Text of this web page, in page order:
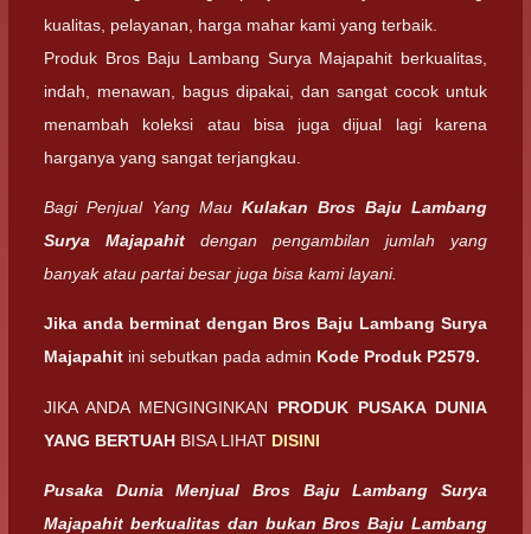
kualitas, pelayanan, harga mahar kami yang terbaik.
Produk Bros Baju Lambang Surya Majapahit berkualitas,
indah, menawan, bagus dipakai, dan sangat cocok untuk
menambah koleksi atau bisa juga dijual lagi karena
harganya yang sangat terjangkau.
Bagi Penjual Yang Mau Kulakan Bros Baju Lambang
Surya Majapahit dengan pengambilan jumlah yang
banyak atau partai besar juga bisa kami layani.
Jika anda berminat dengan Bros Baju Lambang Surya
Majapahit ini sebutkan pada admin Kode Produk P2579.
JIKA ANDA MENGINGINKAN PRODUK PUSAKA DUNIA
YANG BERTUAH BISA LIHAT DISINI
Pusaka Dunia Menjual Bros Baju Lambang Surya
Majapahit berkualitas dan bukan Bros Baju Lambang